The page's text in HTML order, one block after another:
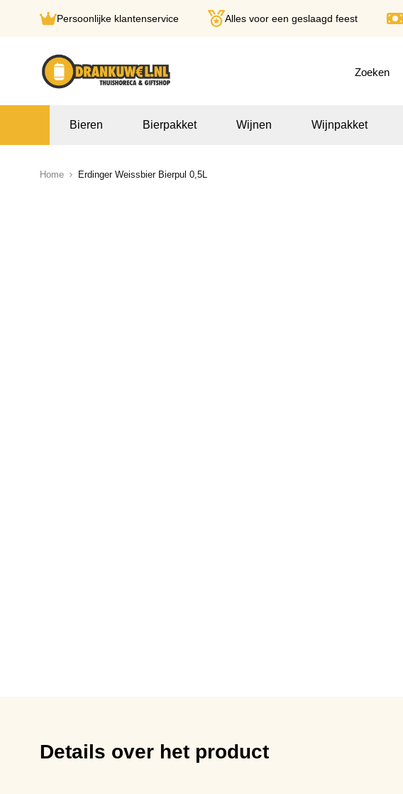
Persoonlijke klantenservice Alles voor een geslaagd feest
Bieren Bierpakket Wijnen Wijnpakket
Home Erdinger Weissbier Bierpul 0,5L
Details over het product